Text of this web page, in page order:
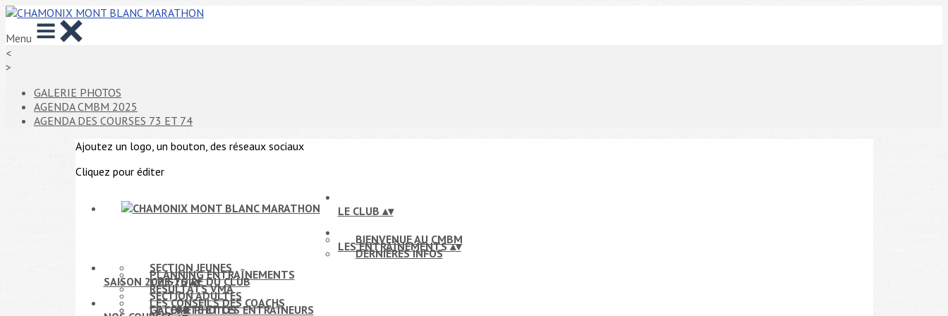
Menu
<
>
GALERIE PHOTOS
AGENDA CMBM 2025
AGENDA DES COURSES 73 ET 74
Ajoutez un logo, un bouton, des réseaux sociaux
Cliquez pour éditer
LE CLUB ▴▾
BIENVENUE AU CMBM
DERNIÈRES INFOS
SECTION JEUNES
L'HISTOIRE DU CLUB
SECTION ADULTES
LE COMITÉ ET LES ENTRAÎNEURS
LES ENTRAÎNEMENTS▴▾
PLANNING ENTRAÎNEMENTS
RÉSULTATS VMA
LES CONSEILS DES COACHS
SAISON 2025-26▴▾
GALERIE PHOTOS